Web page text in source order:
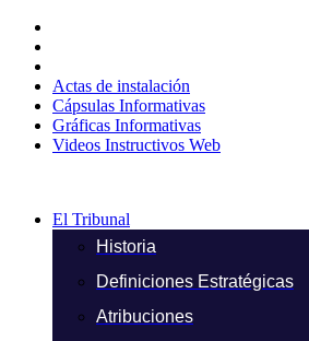
contenido
Actas de instalación
Cápsulas Informativas
Gráficas Informativas
Videos Instructivos Web
El Tribunal
Historia
Definiciones Estratégicas
Atribuciones